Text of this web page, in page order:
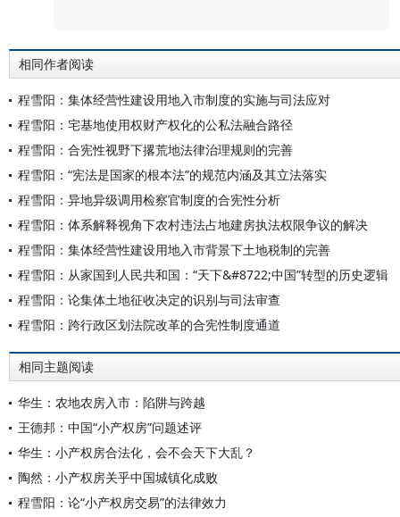
相同作者阅读
程雪阳：集体经营性建设用地入市制度的实施与司法应对
程雪阳：宅基地使用权财产权化的公私法融合路径
程雪阳：合宪性视野下撂荒地法律治理规则的完善
程雪阳：“宪法是国家的根本法”的规范内涵及其立法落实
程雪阳：异地异级调用检察官制度的合宪性分析
程雪阳：体系解释视角下农村违法占地建房执法权限争议的解决
程雪阳：集体经营性建设用地入市背景下土地税制的完善
程雪阳：从家国到人民共和国：“天下&#8722;中国”转型的历史逻辑
程雪阳：论集体土地征收决定的识别与司法审查
程雪阳：跨行政区划法院改革的合宪性制度通道
相同主题阅读
华生：农地农房入市：陷阱与跨越
王德邦：中国“小产权房”问题述评
华生：小产权房合法化，会不会天下大乱？
陶然：小产权房关乎中国城镇化成败
程雪阳：论“小产权房交易”的法律效力